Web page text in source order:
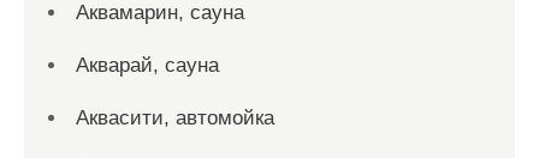
Аквамарин, сауна
Акварай, сауна
Аквасити, автомойка